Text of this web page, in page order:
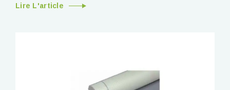
Lire L'article